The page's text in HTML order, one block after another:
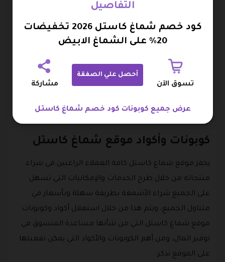
العميل بنسخ ولصق الكود داخل صفحة ملخص الطلب،
مما يمكن المتسوق من شراء أفخر أنواع الأشمغة بأسعار لا
تقبل المنافسة مع كود شماغ كاستل.
لذا يعد كود التوفير من أهم الوسائل التي يتبارى العملاء على
كوبونات وأكواد موقع شماغ كاستل
يحفز موقع شماغ كاستل كافة العملاء الراغبين في شراء
منتجاته من خلال طرح الخدمات والإمكانيات التي تسهل
على الجميع شراء الأشمغة بطريقة سهلة وبأسعار في
متناول الجميع، ويتم هذا من خلال استغلال أكواد وكوبونات
موقع شماغ كاستل التي من شأنها مساعدة المتسوق في
توفير المال، ومن أهم الكوبونات والأكواد التي يمكن تفعيلها
على الموقع نذكر:
التفاصيل
كود خصم شماغ كاستل 2026 تخفيضات
20% على الشماغ الابيض
تسوق الآن
أحصل علي الصفقة
مشاركة
عرض جميع كوبونات كود خصم شماغ كاستل